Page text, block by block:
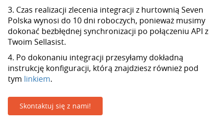
3. Czas realizacji zlecenia integracji z hurtownią Seven
Polska wynosi do 10 dni roboczych, ponieważ musimy
dokonać bezbłędnej synchronizacji po połączeniu API z
Twoim Sellasist.
4. Po dokonaniu integracji przesyłamy dokładną
instrukcję konfiguracji, którą znajdziesz również pod
tym linkiem.
Skontaktuj się z nami!